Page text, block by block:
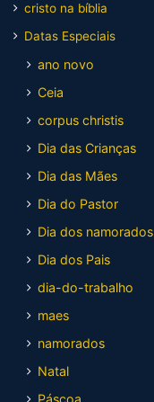
cristo na bíblia
Datas Especiais
ano novo
Ceia
corpus christis
Dia das Crianças
Dia das Mães
Dia do Pastor
Dia dos namorados
Dia dos Pais
dia-do-trabalho
maes
namorados
Natal
Páscoa